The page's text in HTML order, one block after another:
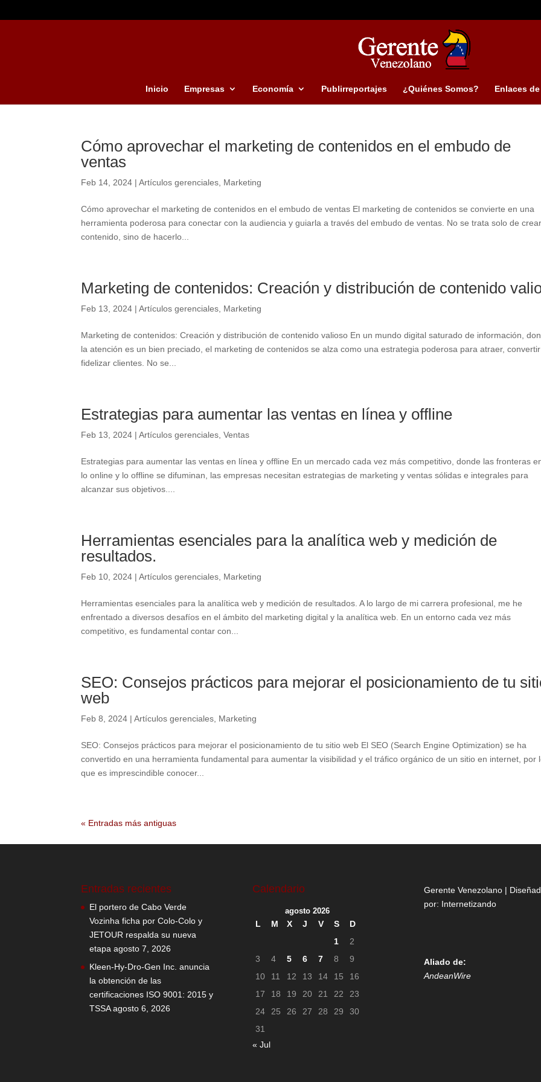
Inicio Empresas Economía Publirreportajes ¿Quiénes Somos? Enlaces
Cómo aprovechar el marketing de contenidos en el embudo de
ventas
Feb 14, 2024 |Artículos gerenciales Marketing
Cómo aprovechar el marketing de contenidos en el embudo de ventas El marketing de contenidos se convierte en una
herramienta poderosa para conectar con la audiencia y guiarla a través del embudo de ventas. No se trata solo de
contenido, sino de hacerlo...
Marketing de contenidos: Creación y distribución de contenido
Feb 13, 2024 |Artículos gerenciales Marketing
Marketing de contenidos: Creación y distribución de contenido valioso En un mundo digital saturado de información,
la atención es un bien preciado, el marketing de contenidos se alza como una estrategia poderosa para atraer,
fidelizar clientes. No se...
Estrategias para aumentar las ventas en línea y offline
Feb 13, 2024 |Artículos gerenciales ,Ventas
Estrategias para aumentar las ventas en línea y offline En un mercado cada vez más competitivo, donde las fronteras
lo online y lo offline se difuminan, las empresas necesitan estrategias de marketing y ventas sólidas e integrales para
alcanzar sus objetivos....
Herramientas esenciales para la analítica web y medición de
resultados.
Feb 10, 2024 |Artículos gerenciales Marketing
Herramientas esenciales para la analítica web y medición de resultados. A lo largo de mi carrera profesional, me he
enfrentado a diversos desafíos en el ámbito del marketing digital y la analítica web. En un entorno cada vez más
competitivo, es fundamental contar con...
SEO: Consejos prácticos para mejorar el posicionamiento de tu
web
Feb 8, 2024 |Artículos gerenciales Marketing
SEO: Consejos prácticos para mejorar el posicionamiento de tu sitio web El SEO (Search Engine Optimization) se ha
convertido en una herramienta fundamental para aumentar la visibilidad y el tráfico orgánico de un sitio en internet, por
que es imprescindible conocer...
« Entradas más antiguas
Entradas recientes
El portero de Cabo Verde
Vozinha ficha por Colo-Colo y
JETOUR respalda su nueva
etapa agosto 7, 2026
Kleen-Hy-Dro-Gen Inc. anuncia
la obtención de las
certificaciones ISO 9001: 2015 y
TSSA agosto 6, 2026
Calendario
agosto 2026
L M X J V S
D
1
2
3
4 5 6 7 8
9
10
11 12 13 14 15
16
17
18 19 20 21 22
23
24
25 26 27 28 29
30
31
« Jul
Gerente Venezolano |
por: Internetizando
Aliado de:
AndeanWire